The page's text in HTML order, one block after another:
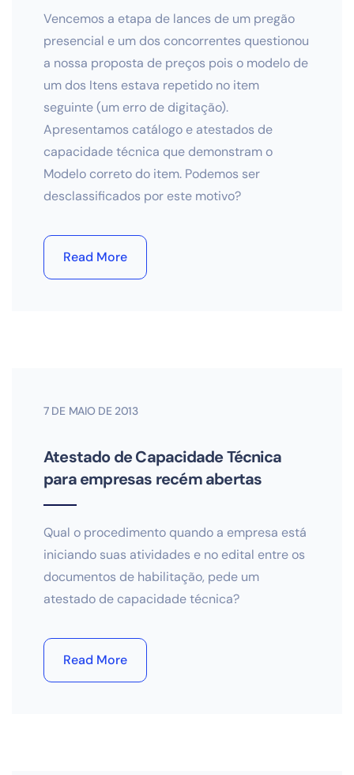
Vencemos a etapa de lances de um pregão
presencial e um dos concorrentes questionou
a nossa proposta de preços pois o modelo de
um dos Itens estava repetido no item
seguinte (um erro de digitação).
Apresentamos catálogo e atestados de
capacidade técnica que demonstram o
Modelo correto do item. Podemos ser
desclassificados por este motivo?
Read More
7 DE MAIO DE 2013
Atestado de Capacidade Técnica
para empresas recém abertas
Qual o procedimento quando a empresa está
iniciando suas atividades e no edital entre os
documentos de habilitação, pede um
atestado de capacidade técnica?
Read More